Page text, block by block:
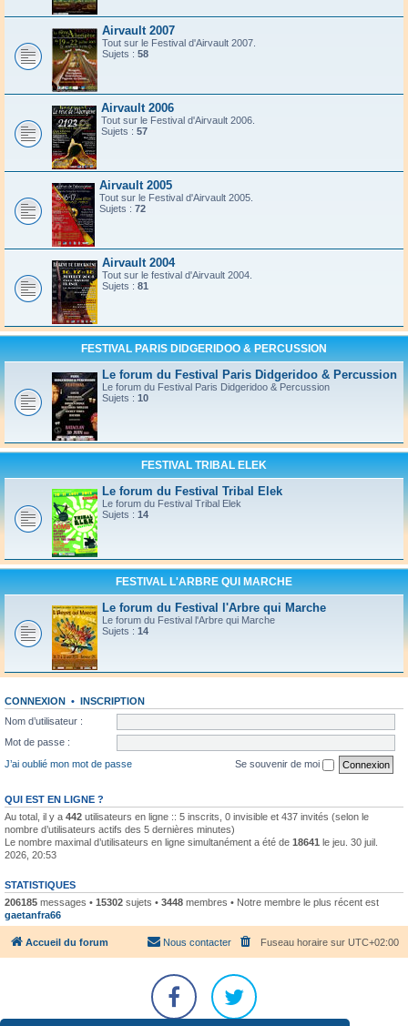
Airvault 2007
Tout sur le Festival d'Airvault 2007.
Sujets : 58
Airvault 2006
Tout sur le Festival d'Airvault 2006.
Sujets : 57
Airvault 2005
Tout sur le Festival d'Airvault 2005.
Sujets : 72
Airvault 2004
Tout sur le festival d'Airvault 2004.
Sujets : 81
FESTIVAL PARIS DIDGERIDOO & PERCUSSION
Le forum du Festival Paris Didgeridoo & Percussion
Le forum du Festival Paris Didgeridoo & Percussion
Sujets : 10
FESTIVAL TRIBAL ELEK
Le forum du Festival Tribal Elek
Le forum du Festival Tribal Elek
Sujets : 14
FESTIVAL L'ARBRE QUI MARCHE
Le forum du Festival l'Arbre qui Marche
Le forum du Festival l'Arbre qui Marche
Sujets : 14
CONNEXION • INSCRIPTION
Nom d’utilisateur :
Mot de passe :
J’ai oublié mon mot de passe
Se souvenir de moi
QUI EST EN LIGNE ?
Au total, il y a 442 utilisateurs en ligne :: 5 inscrits, 0 invisible et 437 invités (selon le
nombre d’utilisateurs actifs des 5 dernières minutes)
Le nombre maximal d’utilisateurs en ligne simultanément a été de 18641 le jeu. 30 juil.
2026, 20:53
STATISTIQUES
206185 messages • 15302 sujets • 3448 membres • Notre membre le plus récent est
gaetanfra66
Accueil du forum Fuseau horaire sur UTC+02:00
Nous contacter